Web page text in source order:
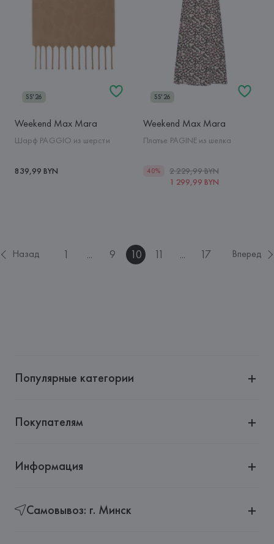
SS'26
Weekend Max Mara
Шарф PAGGIO из шерсти
839,99 BYN
SS'26
Weekend Max Mara
Платье PAGINE из шелка
40%
2 229,99 BYN
1 299,99 BYN
Назад 1 ... 9 10 11 ... 17 Вперед
Популярные категории
Покупателям
Информация
Самовывоз: г. Минск